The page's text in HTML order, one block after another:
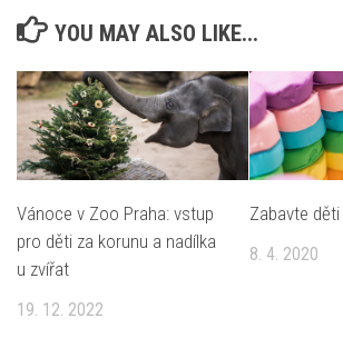
YOU MAY ALSO LIKE...
Vánoce v Zoo Praha: vstup
pro děti za korunu a nadílka
u zvířat
19. 12. 2022
Zabavte
8. 4. 2020